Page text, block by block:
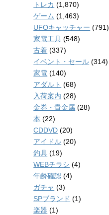
トレカ (1,870)
ゲーム (1,463)
UFOキャッチャー (791)
家電工具 (548)
古着 (337)
イベント・セール (314)
家電 (140)
アダルト (68)
入荷案内 (28)
金券・貴金属 (28)
本 (22)
CDDVD (20)
アイドル (20)
釣具 (19)
WEBチラシ (4)
年齢確認 (4)
ガチャ (3)
SPブランド (1)
楽器 (1)